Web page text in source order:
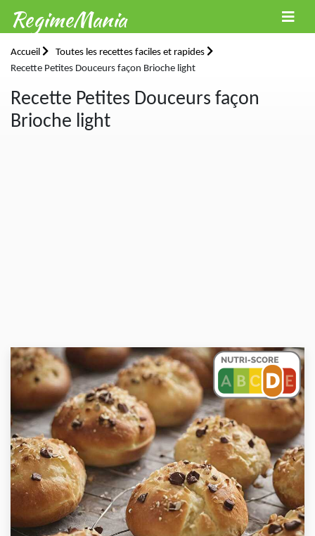
RegimeMania
Accueil
Toutes les recettes faciles et rapides
Recette Petites Douceurs façon Brioche light
Recette Petites Douceurs façon
Brioche light